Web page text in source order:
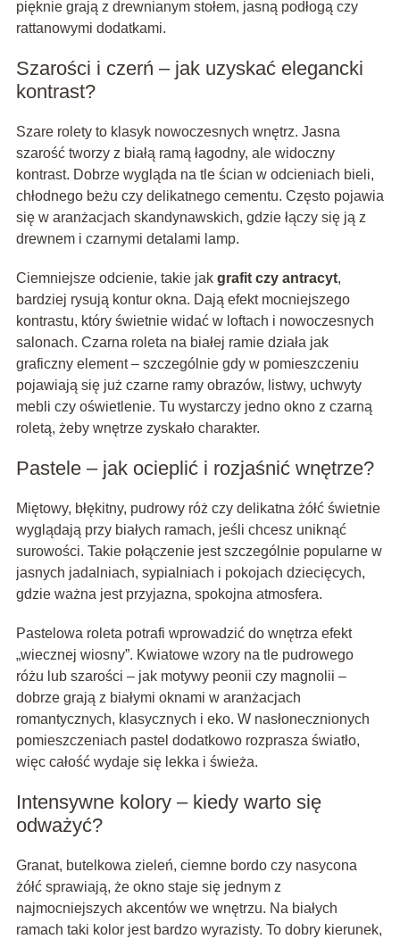
pięknie grają z drewnianym stołem, jasną podłogą czy
rattanowymi dodatkami.
Szarości i czerń – jak uzyskać elegancki
kontrast?
Szare rolety to klasyk nowoczesnych wnętrz. Jasna
szarość tworzy z białą ramą łagodny, ale widoczny
kontrast. Dobrze wygląda na tle ścian w odcieniach bieli,
chłodnego beżu czy delikatnego cementu. Często pojawia
się w aranżacjach skandynawskich, gdzie łączy się ją z
drewnem i czarnymi detalami lamp.
Ciemniejsze odcienie, takie jak grafit czy antracyt,
bardziej rysują kontur okna. Dają efekt mocniejszego
kontrastu, który świetnie widać w loftach i nowoczesnych
salonach. Czarna roleta na białej ramie działa jak
graficzny element – szczególnie gdy w pomieszczeniu
pojawiają się już czarne ramy obrazów, listwy, uchwyty
mebli czy oświetlenie. Tu wystarczy jedno okno z czarną
roletą, żeby wnętrze zyskało charakter.
Pastele – jak ocieplić i rozjaśnić wnętrze?
Miętowy, błękitny, pudrowy róż czy delikatna żółć świetnie
wyglądają przy białych ramach, jeśli chcesz uniknąć
surowości. Takie połączenie jest szczególnie popularne w
jasnych jadalniach, sypialniach i pokojach dziecięcych,
gdzie ważna jest przyjazna, spokojna atmosfera.
Pastelowa roleta potrafi wprowadzić do wnętrza efekt
„wiecznej wiosny”. Kwiatowe wzory na tle pudrowego
różu lub szarości – jak motywy peonii czy magnolii –
dobrze grają z białymi oknami w aranżacjach
romantycznych, klasycznych i eko. W nasłonecznionych
pomieszczeniach pastel dodatkowo rozprasza światło,
więc całość wydaje się lekka i świeża.
Intensywne kolory – kiedy warto się
odważyć?
Granat, butelkowa zieleń, ciemne bordo czy nasycona
żółć sprawiają, że okno staje się jednym z
najmocniejszych akcentów we wnętrzu. Na białych
ramach taki kolor jest bardzo wyrazisty. To dobry kierunek,